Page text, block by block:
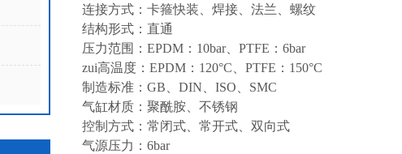
连接方式：卡箍快装、焊接、法兰、螺纹
结构形式：直通
压力范围：EPDM：10bar、PTFE：6bar
zui高温度：EPDM：120°C、PTFE：150°C
制造标准：GB、DIN、ISO、SMC
气缸材质：聚酰胺、不锈钢
控制方式：常闭式、常开式、双向式
气源压力：6bar